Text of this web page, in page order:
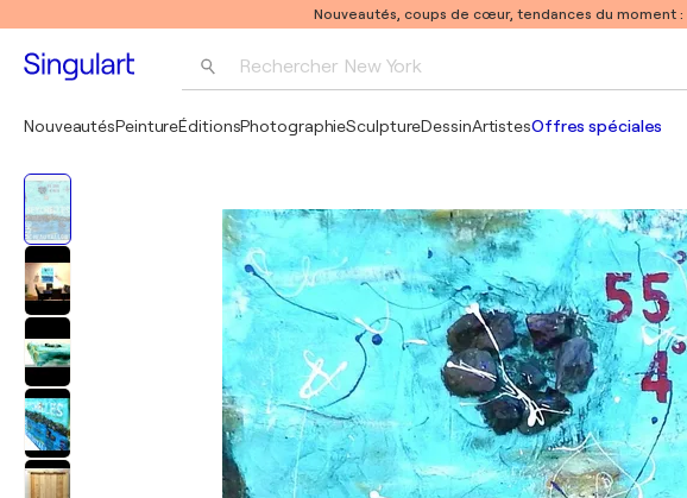
Nouveautés, coups de cœur, tendances du moment :
Rechercher New York
Pablo Picasso
NouveautésPeintureÉditionsPhotographieSculptureDessinArtistesOffres spéciales